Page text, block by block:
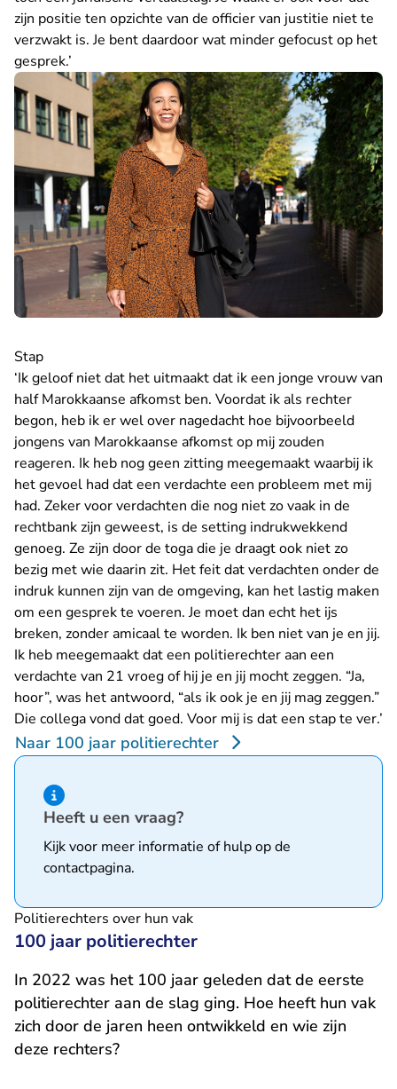
zijn positie ten opzichte van de officier van justitie niet te
verzwakt is. Je bent daardoor wat minder gefocust op het
gesprek.’
Stap
‘Ik geloof niet dat het uitmaakt dat ik een jonge vrouw van
half Marokkaanse afkomst ben. Voordat ik als rechter
begon, heb ik er wel over nagedacht hoe bijvoorbeeld
jongens van Marokkaanse afkomst op mij zouden
reageren. Ik heb nog geen zitting meegemaakt waarbij ik
het gevoel had dat een verdachte een probleem met mij
had. Zeker voor verdachten die nog niet zo vaak in de
rechtbank zijn geweest, is de setting indrukwekkend
genoeg. Ze zijn door de toga die je draagt ook niet zo
bezig met wie daarin zit. Het feit dat verdachten onder de
indruk kunnen zijn van de omgeving, kan het lastig maken
om een gesprek te voeren. Je moet dan echt het ijs
breken, zonder amicaal te worden. Ik ben niet van je en jij.
Ik heb meegemaakt dat een politierechter aan een
verdachte van 21 vroeg of hij je en jij mocht zeggen. “Ja,
hoor”, was het antwoord, “als ik ook je en jij mag zeggen.”
Die collega vond dat goed. Voor mij is dat een stap te ver.’
Naar 100 jaar politierechter
Hint van type informatie
Heeft u een vraag?
Kijk voor meer informatie of hulp op de
contactpagina.
Politierechters over hun vak
100 jaar politierechter
In 2022 was het 100 jaar geleden dat de eerste
politierechter aan de slag ging. Hoe heeft hun vak
zich door de jaren heen ontwikkeld en wie zijn
deze rechters?